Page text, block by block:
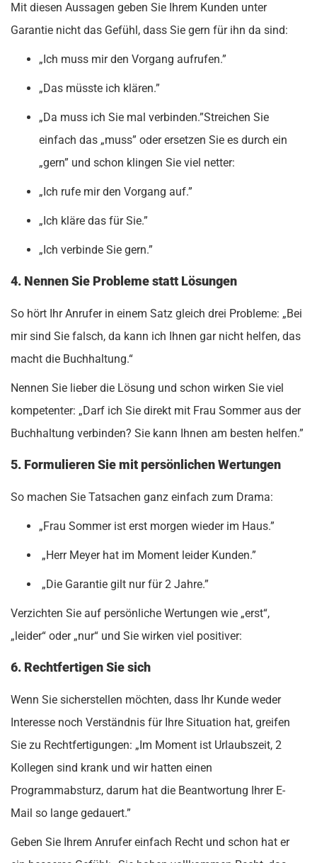
Mit diesen Aussagen geben Sie Ihrem Kunden unter
Garantie nicht das Gefühl, dass Sie gern für ihn da sind:
„Ich muss mir den Vorgang aufrufen.”
„Das müsste ich klären.”
„Da muss ich Sie mal verbinden.”Streichen Sie
einfach das „muss” oder ersetzen Sie es durch ein
„gern” und schon klingen Sie viel netter:
„Ich rufe mir den Vorgang auf.”
„Ich kläre das für Sie.”
„Ich verbinde Sie gern.”
4. Nennen Sie Probleme statt Lösungen
So hört Ihr Anrufer in einem Satz gleich drei Probleme: „Bei
mir sind Sie falsch, da kann ich Ihnen gar nicht helfen, das
macht die Buchhaltung.“
Nennen Sie lieber die Lösung und schon wirken Sie viel
kompetenter: „Darf ich Sie direkt mit Frau Sommer aus der
Buchhaltung verbinden? Sie kann Ihnen am besten helfen.”
5. Formulieren Sie mit persönlichen Wertungen
So machen Sie Tatsachen ganz einfach zum Drama:
„Frau Sommer ist erst morgen wieder im Haus.”
„Herr Meyer hat im Moment leider Kunden.”
„Die Garantie gilt nur für 2 Jahre.”
Verzichten Sie auf persönliche Wertungen wie „erst“,
„leider“ oder „nur“ und Sie wirken viel positiver:
6. Rechtfertigen Sie sich
Wenn Sie sicherstellen möchten, dass Ihr Kunde weder
Interesse noch Verständnis für Ihre Situation hat, greifen
Sie zu Rechtfertigungen: „Im Moment ist Urlaubszeit, 2
Kollegen sind krank und wir hatten einen
Programmabsturz, darum hat die Beantwortung Ihrer E-
Mail so lange gedauert.”
Geben Sie Ihrem Anrufer einfach Recht und schon hat er